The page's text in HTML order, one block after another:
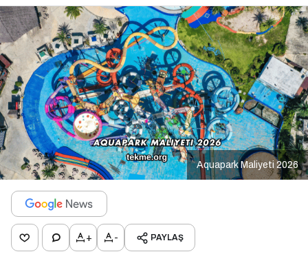
Aquapark Maliyeti 2026
+ - PAYLAŞ